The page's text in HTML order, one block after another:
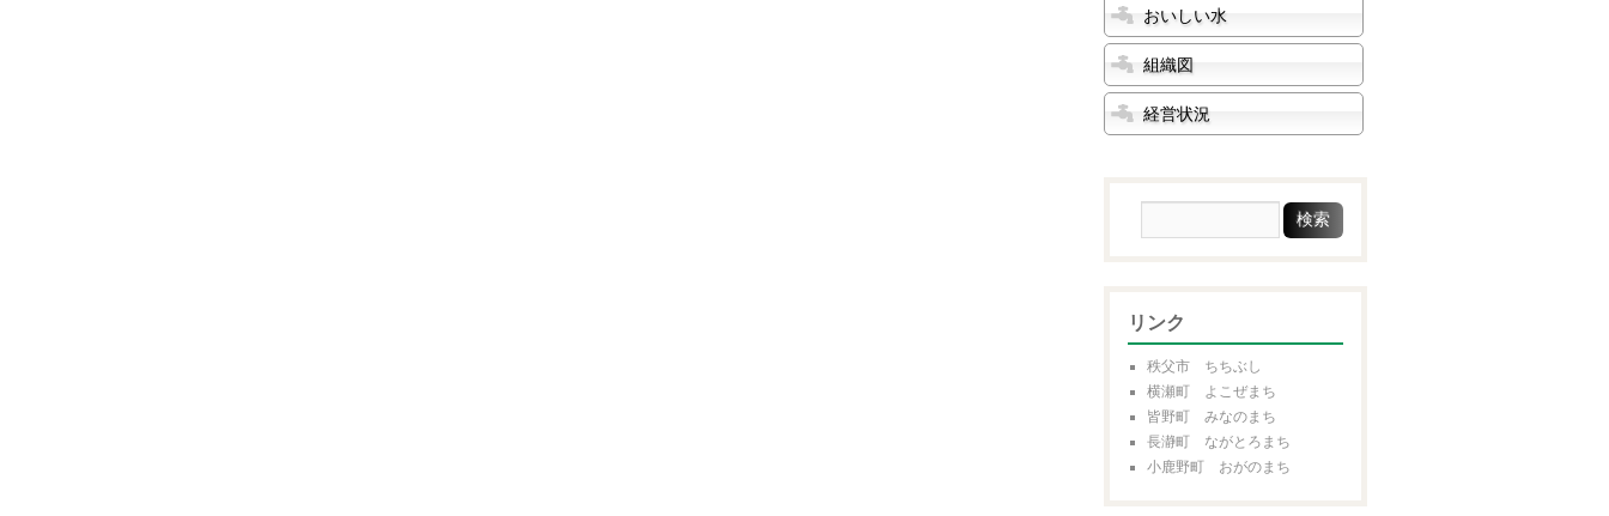
おいしい水
組織図
経営状況
リンク
秩父市 ちちぶし
横瀬町 よこぜまち
皆野町 みなのまち
長瀞町 ながとろまち
小鹿野町 おがのまち